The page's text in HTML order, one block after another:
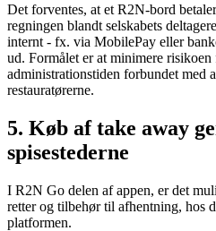
Det forventes, at et R2N-bord
regningen blandt selskabets
internt - fx. via MobilePay eller
ud. Formålet er at minimere
administrationstiden forbundet med
restauratørerne.
5. Køb af take away
spisestederne
I R2N Go delen af appen, er det
retter og tilbehør til afhentning, hos
platformen.